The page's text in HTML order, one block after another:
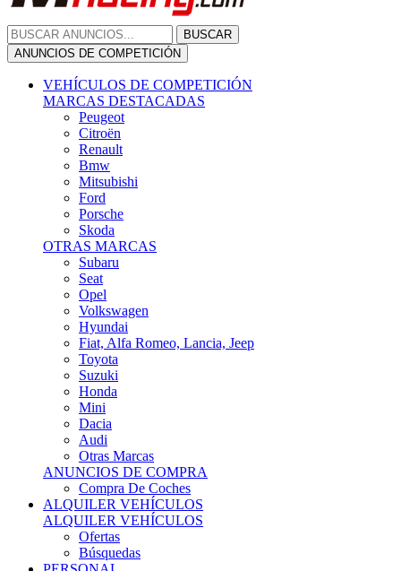
BUSCAR
ANUNCIOS DE COMPETICIÓN
VEHÍCULOS DE COMPETICIÓN
MARCAS DESTACADAS
Peugeot
Citroën
Renault
Bmw
Mitsubishi
Ford
Porsche
Skoda
OTRAS MARCAS
Subaru
Seat
Opel
Volkswagen
Hyundai
Fiat, Alfa Romeo, Lancia, Jeep
Toyota
Suzuki
Honda
Mini
Dacia
Audi
Otras Marcas
ANUNCIOS DE COMPRA
Compra De Coches
ALQUILER VEHÍCULOS
ALQUILER VEHÍCULOS
Ofertas
Búsquedas